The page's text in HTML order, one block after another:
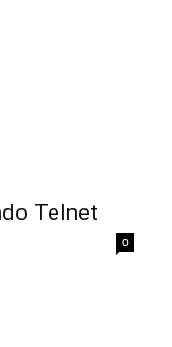
Telnet
0